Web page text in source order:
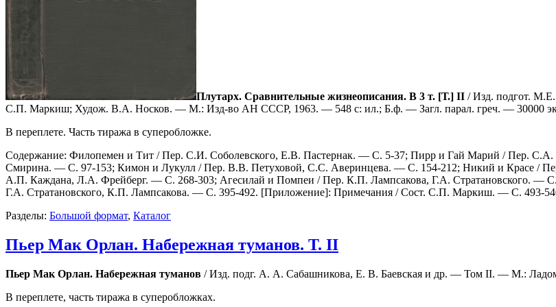
Плутарх. Сравнительные жизнеописания. В 3 т. [Т.] II / Изд. подгот.
С.П. Маркиш; Худож. В.А. Носков. — М.: Изд-во АН СССР, 1963. — 548 с: ил.; Б.ф. — Загл. парал. греч. — 30000
В переплете. Часть тиража в суперобложке.
Содержание: Филопемен и Тит / Пер. С.И. Соболевского, Е.В. Пастернак. — С. 5-37; Пирр и Гай Марий / Пер.
Смирина. — С. 97-153; Кимон и Лукулл / Пер. В.В. Петуховой, С.С. Аверинцева. — С. 154-212; Никий и Красе /
А.П. Каждана, Л.А. Фрейберг. — С. 268-303; Агесилай и Помпеи / Пер. К.П. Лампсакова, Г.А. Стратановского. —
Г.А. Стратановского, К.П. Лампсакова. — С. 395-492. [Приложение]: Примечания / Сост. С.П. Маркиш. — С. 493-
Разделы: Большой формат, Каталог
Пьер Мак Орлан. Набережная туманов. Т. II
Пьер Мак Орлан. Набережная туманов / Изд. подг. А. А. Сабашникова, Е. В. Баевская и др. — Том II. — М.:
В переплете, часть тиража в суперобложках.